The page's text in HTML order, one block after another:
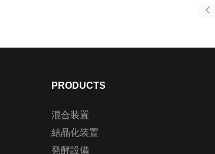
いるため、反応器、乾燥装置、混合機、晶析装
PRODUCTS
混合装置
結晶化装置
発酵設備